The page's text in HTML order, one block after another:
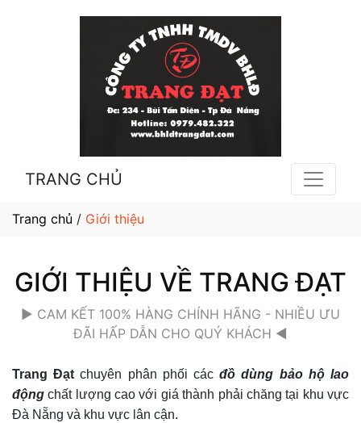
TRANG CHỦ
Trang chủ / Giới thiệu
GIỚI THIỆU VỀ TRANG ĐẠT
► CAM KẾT 100% HÀNG CHÍNH HÃNG - NHIỀU ƯU
ĐÃI HẤP DẪN CHO QUÝ KHÁCH ◄
Trang Đạt chuyên phân phối cácđồ dùng bảo hộ lao
động chất lượng cao với giá thành phải chăng tại khu vực
Đà Nẵng và khu vực lân cận.